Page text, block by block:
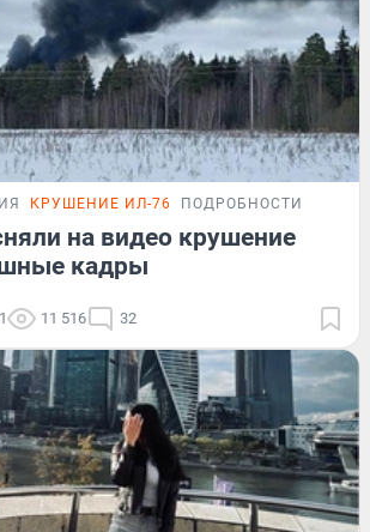
КРУШЕНИЕ ИЛ-76 ПОДРОБНОСТИ
на видео крушение
кадры
11 516 32